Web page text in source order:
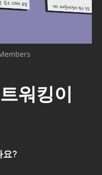
워킹이
요?